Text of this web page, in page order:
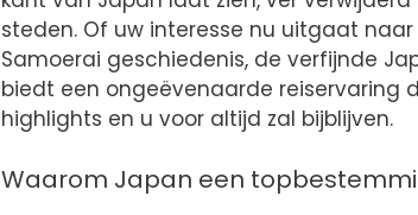
steden. Of uw interesse nu uitgaat
Samoerai geschiedenis, de verfijnde
biedt een ongeëvenaarde
highlights en u voor altijd zal bijblijven.
Waarom Japan een